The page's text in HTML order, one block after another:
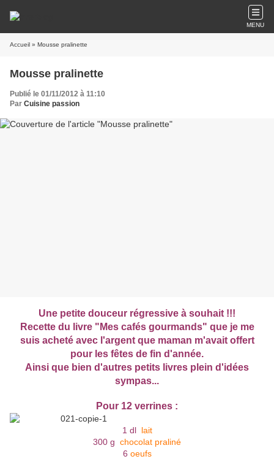
MENU
Accueil » Mousse pralinette
Mousse pralinette
Publié le 01/11/2012 à 11:10
Par Cuisine passion
Une petite douceur régressive à souhait !!!
Recette du livre "Mes cafés gourmands" que je me
suis acheté avec l'argent que maman m'avait offert
pour les fêtes de fin d'année.
Ainsi que bien d'autres petits livres plein d'idées
sympas...
Pour 12 verrines :
1 dl lait
300 g chocolat praliné
6 oeufs